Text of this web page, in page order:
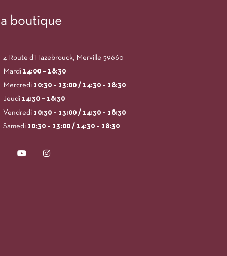
boutique
4 Route d’Hazebrouck, Merville 59660
Mardi 14:00– 18:30
Mercredi 10:30 – 13:00 / 14:30 – 18:30
Jeudi 14:30 – 18:30
Vendredi10:30 – 13:00 / 14:30 – 18:30
Samedi 10:30 – 13:00 / 14:30 – 18:30